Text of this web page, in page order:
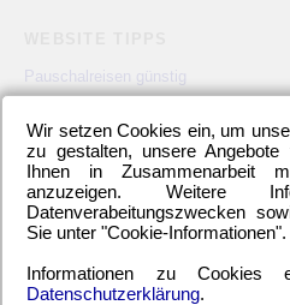
Pauschalreisen günstig
Langzeiturlaub günstig
Autolexikon Traumautos
Automagazin Raumschiffe
Berlin Sehenswürdigkeiten
Musik Blog Abrissbirne
Wir setzen Cookies ein, um
zu gestalten, unsere
Ihnen in Zusammenarbeit
anzuzeigen. Weitere
Datenverabeitungszwecken
Sie unter "Cookie-Informationen".
Informationen zu Cookies
Datenschutzerklärung.